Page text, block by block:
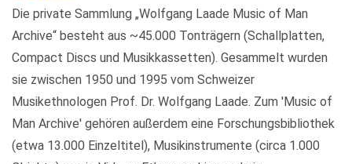
Die private Sammlung „Wolfgang Laade Music of Man
Archive“ besteht aus ~45.000 Tonträgern (Schallplatten,
Compact Discs und Musikkassetten). Gesammelt wurden
sie zwischen 1950 und 1995 vom Schweizer
Musikethnologen Prof. Dr. Wolfgang Laade. Zum 'Music of
Man Archive' gehören außerdem eine Forschungsbibliothek
(etwa 13.000 Einzeltitel), Musikinstrumente (circa 1.000